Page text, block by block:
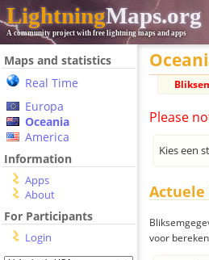
LightningMaps.org
A community project with free lightning maps and apps
Maps and statistics
Real Time
Europa
Oceania
America
Information
Apps
About
For Participants
Login
Please
Kies een
Actuele
voor